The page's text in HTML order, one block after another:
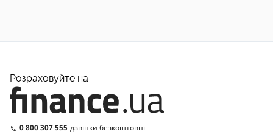
Розраховуйте на
0 800 307 555 дзвінки безкоштовні